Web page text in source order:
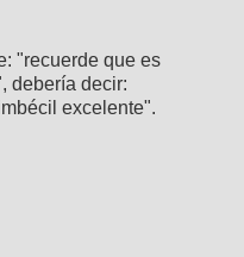
"recuerde que es
debería decir:
excelente".